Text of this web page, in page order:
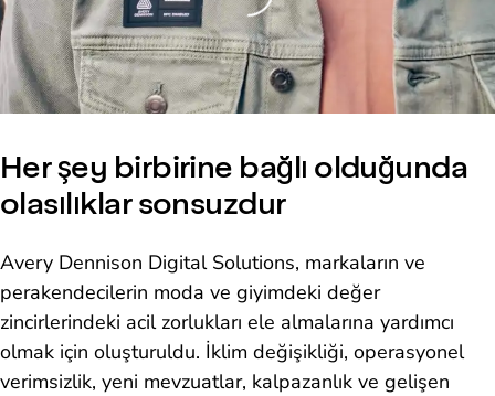
Her şey birbirine bağlı olduğunda
olasılıklar sonsuzdur
Avery Dennison Digital Solutions, markaların ve
perakendecilerin moda ve giyimdeki değer
zincirlerindeki acil zorlukları ele almalarına yardımcı
olmak için oluşturuldu. İklim değişikliği, operasyonel
verimsizlik, yeni mevzuatlar, kalpazanlık ve gelişen